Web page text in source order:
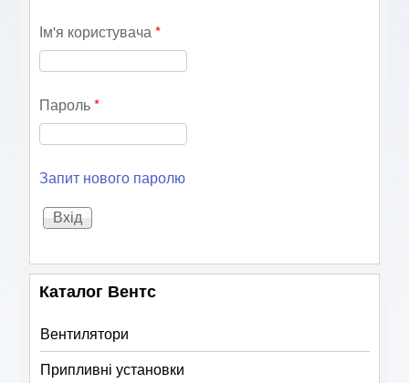
Ім'я користувача*
Пароль*
Запит нового паролю
Каталог Вентс
Вентилятори
Припливні установки